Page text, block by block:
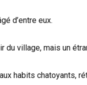
d’entre eux.
village, mais un
habits chatoyants,